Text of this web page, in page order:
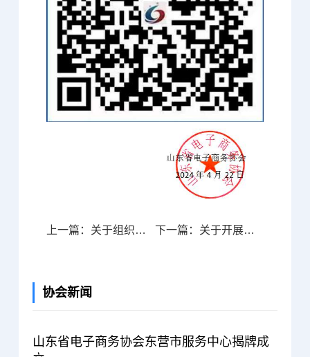
上一篇：关于组织参加山东援疆“大仓东移”2024年喀什特色农副产品展销会暨山东省电子商务协会选品对接会的通知 下一篇：关于开展山东省数字创意产业、海洋工程装备领域知识产权维权援助专项活动的通知
协会新闻
山东省电子商务协会东营市服务中心揭牌成